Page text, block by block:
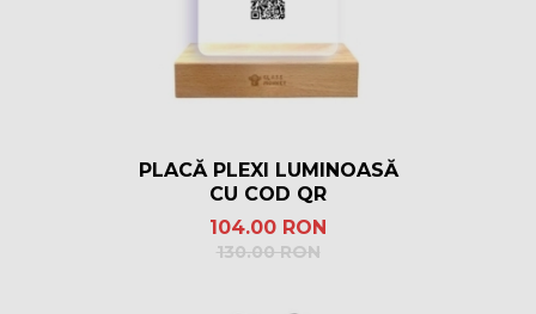
PLACĂ PLEXI LUMINOASĂ
CU COD QR
104.00 RON
130.00 RON